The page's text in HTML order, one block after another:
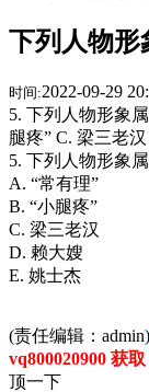
下列人物形
时间:2022-09-29
5. 下列人物形象
腿疼” C. 梁三老
5. 下列人物形象
A. “常有理”
B. “小腿疼”
C. 梁三老汉
D. 赖大嫂
E. 姚士杰
(责任编辑：admin)
vq800020900 获取
顶一下